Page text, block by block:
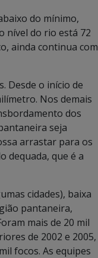
do mínimo,
nível do rio está 72
ainda continua com
Desde o início de
Nos demais
dos
seja
arrastar para os
dequada, que é a
cidades), baixa
pantaneira,
mais de 20 mil
de 2002 e 2005,
focos. As equipes